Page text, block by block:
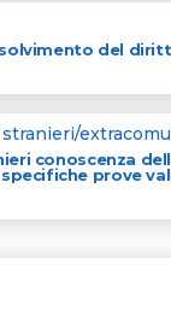
del
conoscenza
prove